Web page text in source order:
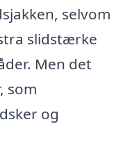
selvom
slidstærke
Men det
som
og